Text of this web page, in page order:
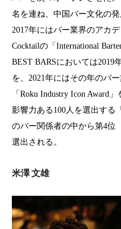
名を連ね、中国バー文化の発
2017年にはバー業界のアカ
Cocktailの「 International
BEST BARSにおいては2019
を、 2021年にはその年のバ
「 Roku Industry Icon Award
影響力ある100人を選出する「
のバー関係者の中から第4位
選出される。
米澤 文雄